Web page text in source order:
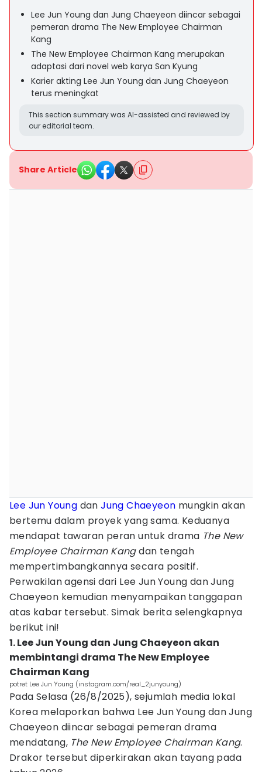
Lee Jun Young dan Jung Chaeyeon diincar sebagai
pemeran drama The New Employee Chairman
Kang
The New Employee Chairman Kang merupakan
adaptasi dari novel web karya San Kyung
Karier akting Lee Jun Young dan Jung Chaeyeon
terus meningkat
This section summary was AI-assisted and reviewed by
our editorial team.
Share Article
Lee Jun Young danJung Chaeyeon mungkin akan
bertemu dalam proyek yang sama. Keduanya
mendapat tawaran peran untuk drama The New
Employee Chairman Kangdan tengah
mempertimbangkannya secara positif.
Perwakilan agensi dari Lee Jun Young dan Jung
Chaeyeon kemudian menyampaikan tanggapan
atas kabar tersebut. Simak berita selengkapnya
berikut ini!
1. Lee Jun Young dan Jung Chaeyeon akan
membintangi drama The New Employee
Chairman Kang
potret Lee Jun Young (instagram.com/real_2junyoung)
Pada Selasa (26/8/2025), sejumlah media lokal
Korea melaporkan bahwa Lee Jun Young dan Jung
Chaeyeon diincar sebagai pemeran drama
mendatang, The New Employee Chairman Kang.
Drakor tersebut diperkirakan akan tayang pada